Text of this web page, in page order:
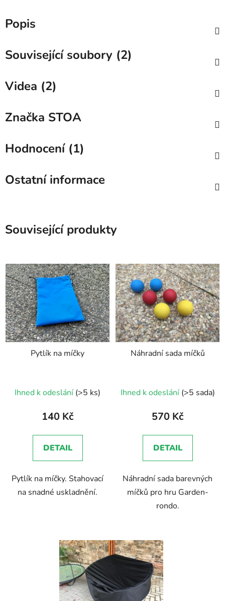
Popis
Související soubory (2)
Videa (2)
Značka STOA
Hodnocení (1)
Ostatní informace
Související produkty
Pytlík na míčky
Ihned k odeslání (>5 ks)
140 Kč
DETAIL
Pytlík na míčky. Stahovací
na snadné uskladnění.
Náhradní sada míčků
Ihned k odeslání (>5 sada)
570 Kč
DETAIL
Náhradní sada barevných
míčků pro hru Garden-
rondo.